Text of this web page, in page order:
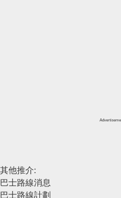
其他推介:
巴士路線消息
巴士路線計劃